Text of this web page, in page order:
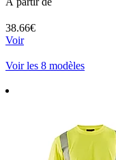
38.66€
Voir
Voir les 8 modèles